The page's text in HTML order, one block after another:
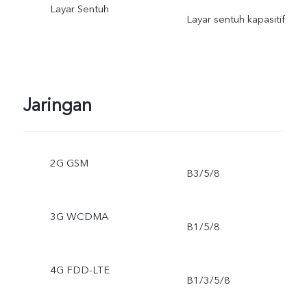
Layar Sentuh
Layar sentuh kapasitif
Jaringan
2G GSM
B3/5/8
3G WCDMA
B1/5/8
4G FDD-LTE
B1/3/5/8